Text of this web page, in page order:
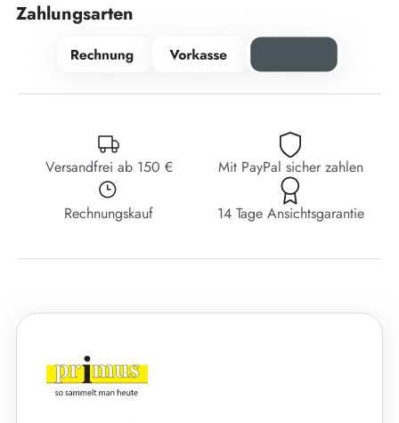
Zahlungsarten
Versandfrei ab 150 € Mit PayPal sicher zahlen
Rechnungskauf 14 Tage Ansichtsgarantie